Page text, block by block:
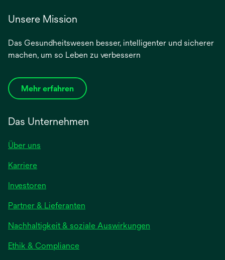
Unsere Mission
Das Gesundheitswesen besser, intelligenter und sicherer
machen, um so Leben zu verbessern
Mehr erfahren
Das Unternehmen
Über uns
Karriere
Investoren
einer
neuen
Registerkarte
geöffnet
Partner & Lieferanten
Nachhaltigkeit & soziale Auswirkungen
Ethik & Compliance